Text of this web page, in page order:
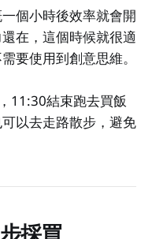
個小時後效率就會開
在，這個時候就很適
要使用到創意思維。
11:30結束跑去買飯
以去走路散步，避免